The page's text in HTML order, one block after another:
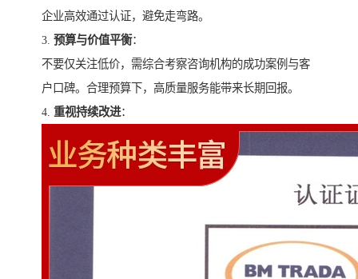
企业高效通过认证，避免走弯路。
3. 预算与价值平衡：
不要仅关注低价，需综合考察咨询机构的成功案例与客
户口碑。合理预算下，高质量服务能带来长期回报。
4. 重视持续改进：